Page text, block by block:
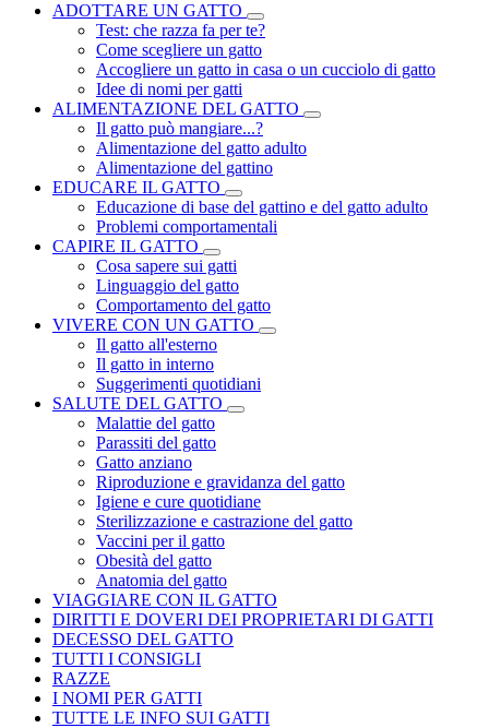
ADOTTARE UN GATTO
Test: che razza fa per te?
Come scegliere un gatto
Accogliere un gatto in casa o un cucciolo di gatto
Idee di nomi per gatti
ALIMENTAZIONE DEL GATTO
Il gatto può mangiare...?
Alimentazione del gatto adulto
Alimentazione del gattino
EDUCARE IL GATTO
Educazione di base del gattino e del gatto adulto
Problemi comportamentali
CAPIRE IL GATTO
Cosa sapere sui gatti
Linguaggio del gatto
Comportamento del gatto
VIVERE CON UN GATTO
Il gatto all'esterno
Il gatto in interno
Suggerimenti quotidiani
SALUTE DEL GATTO
Malattie del gatto
Parassiti del gatto
Gatto anziano
Riproduzione e gravidanza del gatto
Igiene e cure quotidiane
Sterilizzazione e castrazione del gatto
Vaccini per il gatto
Obesità del gatto
Anatomia del gatto
VIAGGIARE CON IL GATTO
DIRITTI E DOVERI DEI PROPRIETARI DI GATTI
DECESSO DEL GATTO
TUTTI I CONSIGLI
RAZZE
I NOMI PER GATTI
TUTTE LE INFO SUI GATTI